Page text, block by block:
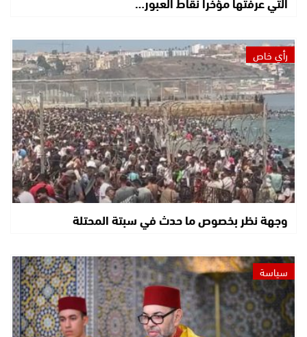
رأي خاص
وجهة نظر بخصوص ما حدث في سبتة المحتلة
سياسة